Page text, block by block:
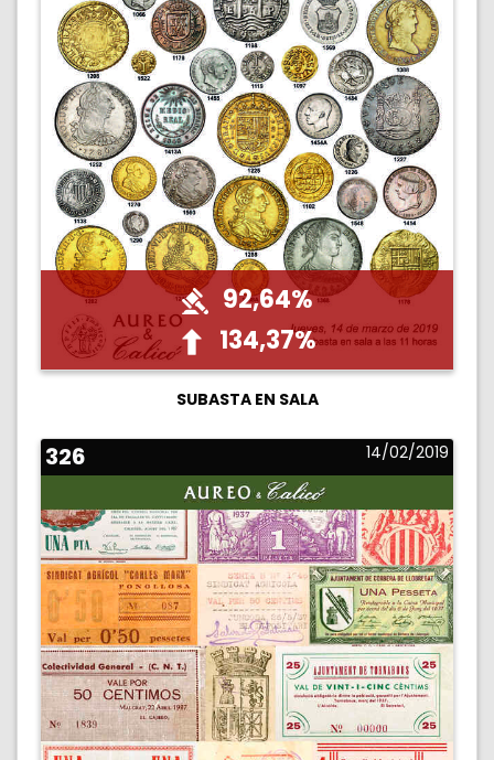
92,64%
134,37%
SUBASTA EN SALA
326 14/02/2019